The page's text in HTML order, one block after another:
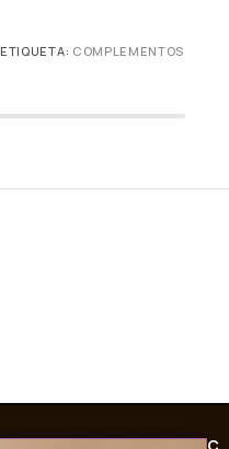
ETIQUETA: COMPLEMENTOS